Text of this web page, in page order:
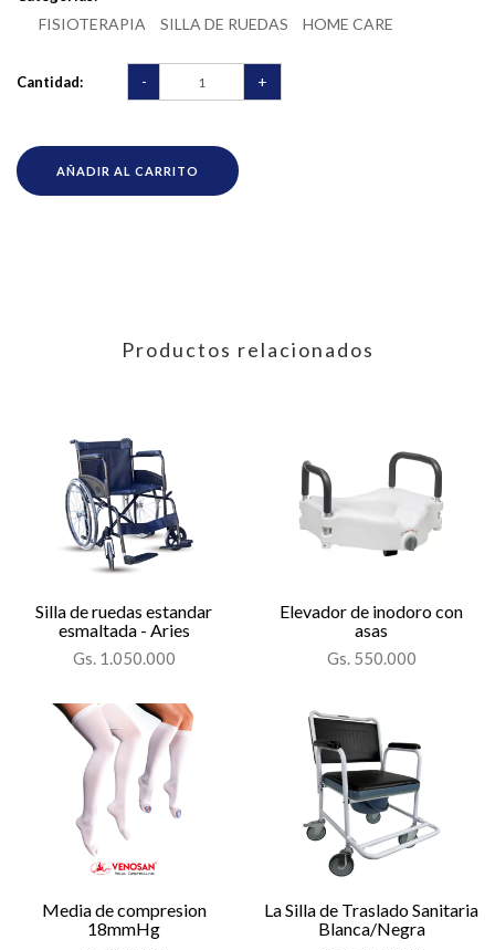
FISIOTERAPIA SILLA DE RUEDAS HOME CARE
Cantidad: - +
AÑADIR AL CARRITO
Productos relacionados
Silla de ruedas estandar
esmaltada - Aries
Gs. 1.050.000
Elevador de inodoro con
asas
Gs. 550.000
Media de compresion
18mmHg
La Silla de Traslado Sanitaria
Blanca/Negra